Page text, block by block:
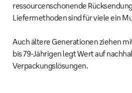
ressourcenschonende
Liefermethoden sind für viele ein
Auch ältere Generationen ziehen
bis 79-Jährigen legt Wert auf
Verpackungslösungen.